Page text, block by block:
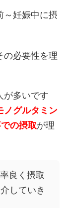
～妊娠中に摂
の必要性を理
が多いです
ノグルタミン
の摂取が理
良く摂取
していき